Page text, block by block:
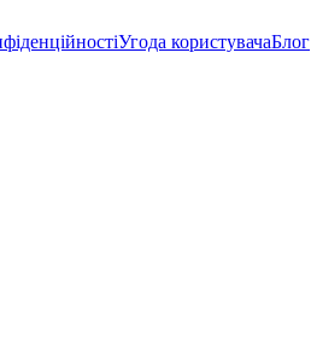
Угода користувачаБлог